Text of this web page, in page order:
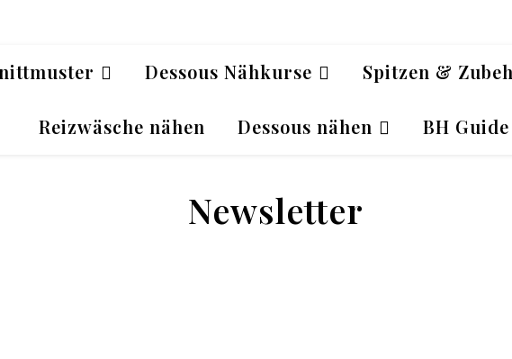
Dessous Nähkurse Spitzen &
Reizwäsche nähen Dessous nähen BH Guide
Newsletter